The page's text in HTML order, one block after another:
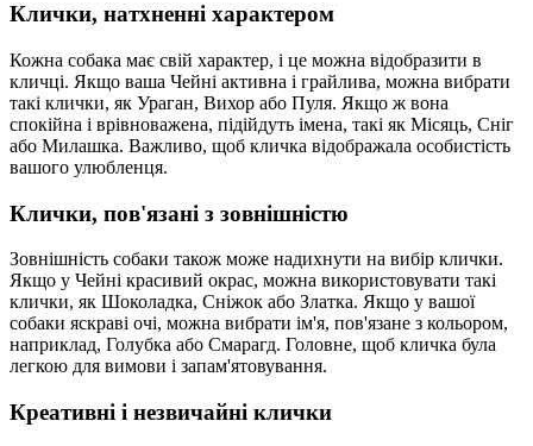
Клички, натхненні характером
Кожна собака має свій характер, і це можна відобразити в
кличці. Якщо ваша Чейні активна і грайлива, можна вибрати
такі клички, як Ураган, Вихор або Пуля. Якщо ж вона
спокійна і врівноважена, підійдуть імена, такі як Місяць, Сніг
або Милашка. Важливо, щоб кличка відображала особистість
вашого улюбленця.
Клички, пов'язані з зовнішністю
Зовнішність собаки також може надихнути на вибір клички.
Якщо у Чейні красивий окрас, можна використовувати такі
клички, як Шоколадка, Сніжок або Златка. Якщо у вашої
собаки яскраві очі, можна вибрати ім'я, пов'язане з кольором,
наприклад, Голубка або Смарагд. Головне, щоб кличка була
легкою для вимови і запам'ятовування.
Креативні і незвичайні клички